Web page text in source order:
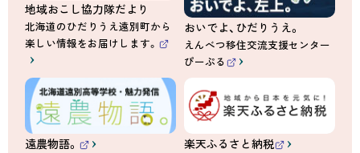
地域おこし協力隊だより
北海道のひだりうえ遠別町から
楽しい情報をお届けします。
部
サ
イ
）
おいでよ、ひだりうえ。
えんべつ移住交流支援センター
ぴーぷる
（
部
サ
イ
ト
）
遠農物語。 楽天ふるさと納税